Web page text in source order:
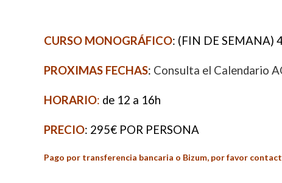
CURSO MONOGRÁFICO: (FIN DE SEMANA)
PROXIMAS FECHAS: Consulta el Calendario
HORARIO: de 12 a 16h
PRECIO: 295€ POR PERSONA
Pago por transferencia bancaria o Bizum, por favor